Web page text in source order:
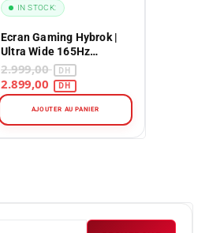
Ecran Gaming Hybrok |
Ultra Wide 165Hz
Immersion
2.999,00
IN STOCK:
AJOUTER AU PANIER